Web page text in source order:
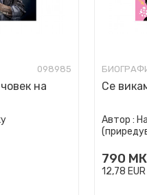
098985
на Се
Автор :
790
12,78 EUR